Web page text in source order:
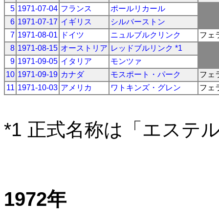
5 1971-07-04 フランス
ポールリカール
6 1971-07-17 イギリス
シルバーストン
7 1971-08-01 ドイツ ニュルブルクリンク
フェ
8 1971-08-15 オーストリア レッドブルリンク *1
9 1971-09-05 イタリア
モンツァ
10 1971-09-19 カナダ モスポート・パーク
フェ
11 1971-10-03 アメリカ ワトキンズ・グレン フェ
*1 正式名称は「エステ
1972年